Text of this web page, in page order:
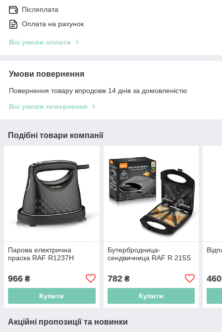
Післяплата
Оплата на рахунок
Всі умови оплати
Умови повернення
Повернення товару впродовж 14 днів за домовленістю
Всі умови повернення
Подібні товари компанії
Парова електрична
праска RAF R1237H
966 ₴
Купити
Бутербродница-
сендвичница RAF R 215S
782₴
Купити
460
Акційні пропозиції та новинки